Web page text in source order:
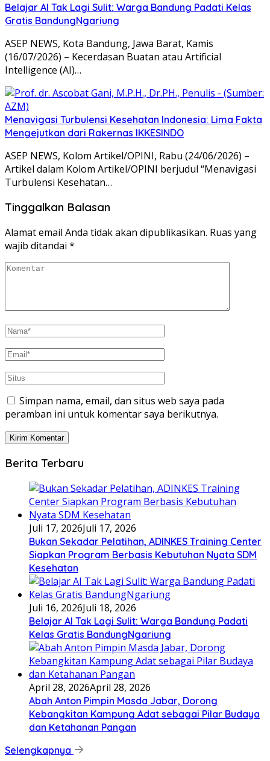
Belajar AI Tak Lagi Sulit: Warga Bandung Padati Kelas
Gratis BandungNgariung
ASEP NEWS, Kota Bandung, Jawa Barat, Kamis
(16/07/2026) – Kecerdasan Buatan atau Artificial
Intelligence (AI)…
Menavigasi Turbulensi Kesehatan Indonesia: Lima Fakta
Mengejutkan dari Rakernas IKKESINDO
ASEP NEWS, Kolom Artikel/OPINI, Rabu (24/06/2026) –
Artikel dalam Kolom Artikel/OPINI berjudul “Menavigasi
Turbulensi Kesehatan…
Tinggalkan Balasan
Alamat email Anda tidak akan dipublikasikan. Ruas yang
wajib ditandai *
Simpan nama, email, dan situs web saya pada
peramban ini untuk komentar saya berikutnya.
Berita Terbaru
Juli 17, 2026Juli 17, 2026
Bukan Sekadar Pelatihan, ADINKES Training Center
Siapkan Program Berbasis Kebutuhan Nyata SDM
Kesehatan
Juli 16, 2026Juli 18, 2026
Belajar AI Tak Lagi Sulit: Warga Bandung Padati
Kelas Gratis BandungNgariung
April 28, 2026April 28, 2026
Abah Anton Pimpin Masda Jabar, Dorong
Kebangkitan Kampung Adat sebagai Pilar Budaya
dan Ketahanan Pangan
Selengkapnya